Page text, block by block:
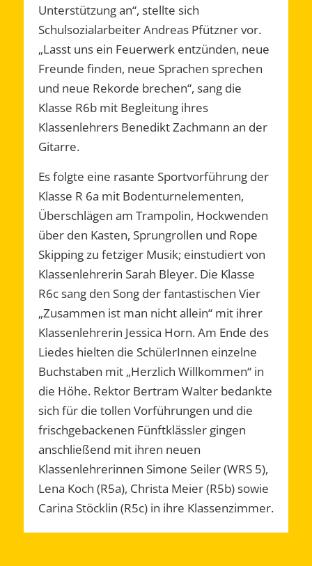
Unterstützung an“, stellte sich
Schulsozialarbeiter Andreas Pfützner vor.
„Lasst uns ein Feuerwerk entzünden, neue
Freunde finden, neue Sprachen sprechen
und neue Rekorde brechen“, sang die
Klasse R6b mit Begleitung ihres
Klassenlehrers Benedikt Zachmann an der
Gitarre.
Es folgte eine rasante Sportvorführung der
Klasse R 6a mit Bodenturnelementen,
Überschlägen am Trampolin, Hockwenden
über den Kasten, Sprungrollen und Rope
Skipping zu fetziger Musik; einstudiert von
Klassenlehrerin Sarah Bleyer. Die Klasse
R6c sang den Song der fantastischen Vier
„Zusammen ist man nicht allein“ mit ihrer
Klassenlehrerin Jessica Horn. Am Ende des
Liedes hielten die SchülerInnen einzelne
Buchstaben mit „Herzlich Willkommen“ in
die Höhe. Rektor Bertram Walter bedankte
sich für die tollen Vorführungen und die
frischgebackenen Fünftklässler gingen
anschließend mit ihren neuen
Klassenlehrerinnen Simone Seiler (WRS 5),
Lena Koch (R5a), Christa Meier (R5b) sowie
Carina Stöcklin (R5c) in ihre Klassenzimmer.